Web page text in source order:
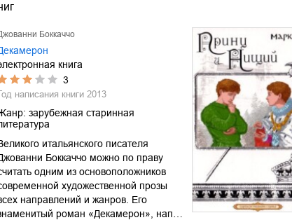
Боккаччо
книга
3
написания книги 2013
зарубежная старинная
итальянского писателя
Боккаччо можно по праву
одним из основоположников
художественной прозы
направлений и жанров. Его
роман «Декамерон», нап…